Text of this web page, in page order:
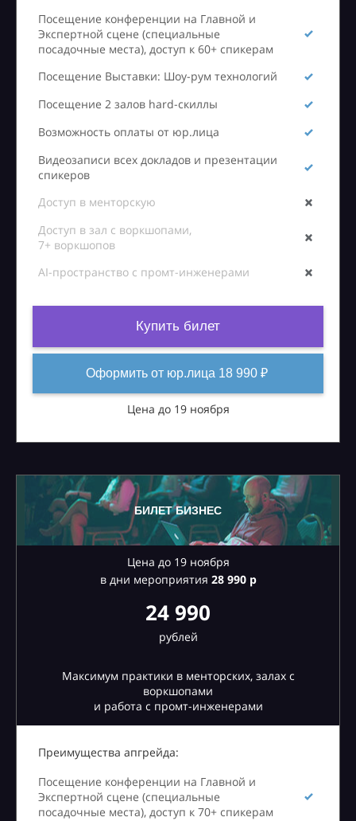
Посещение конференции на Главной и
Экспертной сцене (специальные
посадочные места), доступ к 60+ спикерам
Посещение Выставки: Шоу-рум технологий
Посещение 2 залов hard-скиллы
Возможность оплаты от юр.лица
Видеозаписи всех докладов и презентации
спикеров
Доступ в менторскую
Доступ в зал с воркшопами,
7+ воркшопов
AI-пространство с промт-инженерами
Купить билет
Оформить от юр.лица 18 990 ₽
Цена до 19 ноября
БИЛЕТ БИЗНЕС
Цена до 19 ноября
в дни мероприятия 28990 р
24 990
рублей
Максимум практики в менторских, залах с
воркшопами
и работа с промт-инженерами
Преимущества апгрейда:
Посещение конференции на Главной и
Экспертной сцене (специальные
посадочные места), доступ к 70+ спикерам